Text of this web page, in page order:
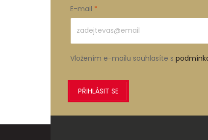
E-mail
Vložením e-mailu souhlasíte s
PŘIHLÁSIT SE